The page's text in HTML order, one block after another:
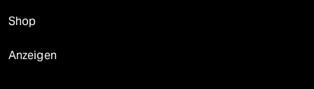
Shop
Anzeigen